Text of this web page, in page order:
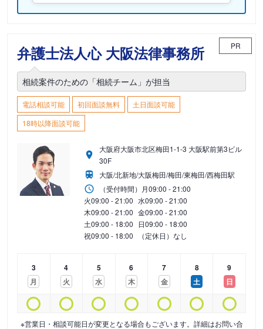
弁護士法人心 大阪法律事務所 PR
相続案件のための「相続チーム」が担当
電話相談可能 初回面談無料
土日面談可能
18時以降面談可能
大阪府大阪市北区梅田1-1-3 大阪駅前第3ビル
30F
大阪/北新地/大阪梅田/梅田/東梅田/西梅田駅
（受付時間） 月09:00 - 21:00
火09:00 - 21:00 水09:00 - 21:00
木09:00 - 21:00 金09:00 - 21:00
土09:00 - 18:00 日09:00 - 18:00
祝09:00 - 18:00 （定休日）なし
3
月
4
火
5
水
6
木
7
金
8
土
9
日
※営業日・相談可能日が変更となる場合もございます。詳細はお問い合